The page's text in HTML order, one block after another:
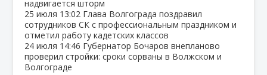
надвигается шторм
25 июля 13:02 Глава Волгограда поздравил
сотрудников СК с профессиональным праздником и
отметил работу кадетских классов
24 июля 14:46 Губернатор Бочаров внепланово
проверил стройки: сроки сорваны в Волжском и
Волгограде